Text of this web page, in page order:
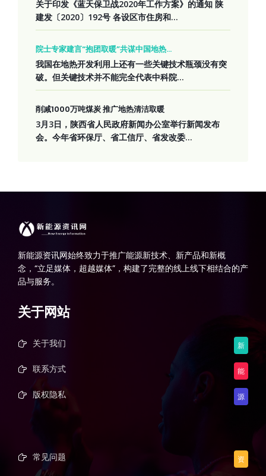
关于印发《蓝天保卫战2020年工作方案》的通知 陕
建发〔2020〕192号 各设区市住房和...
院士专家建言“抱团取暖”共谋中国地热...
我国在地热开发利用上还有一些关键技术瓶颈没有突
破。但关键技术并不能完全代表中科院...
削减1000万吨煤炭 推广地热清洁取暖
3月3日，陕西省人民政府新闻办公室举行新闻发布
会。今年省环保厅、省工信厅、省发改委...
新能源资讯网始终致力于推广能源新技术、新产品和新概
念，“立足媒体，超越媒体”，构建了完整的线上线下相结合的产
品与服务。
关于网站
关于我们 新
联系方式 能
版权隐私 源
常见问题 资